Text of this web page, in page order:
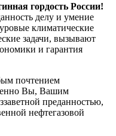
гордость России!
делу и умение
климатические
задачи, вызывают
и гарантия
почтением
Вы, Вашим
преданностью,
нефтегазовой